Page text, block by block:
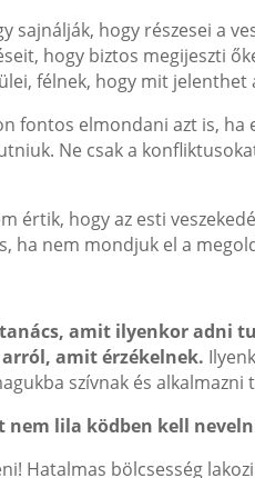
sajnálják, hogy részesei a
hogy biztos megijeszti
félnek, hogy mit jelenthet
fontos elmondani azt is,
Ne csak a
értik, hogy az esti
ha nem mondjuk el a
amit ilyenkor adni
amit érzékelnek.
szívnak és
nem lila ködben kell
Hatalmas bölcsesség